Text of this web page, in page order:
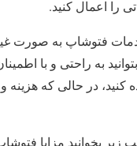
را اعمال کنید.
فتوشاپ به صورت
به راحتی و با
کنید، در حالی که
بخوانید مزایا فتوشاپ